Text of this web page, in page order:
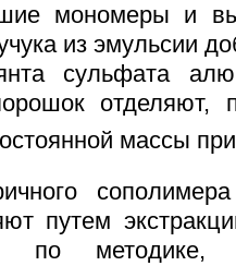
мономеры и
из эмульсии
сульфата
отделяют,
массы
путем
по